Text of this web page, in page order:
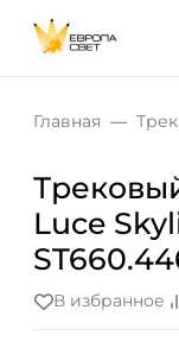
Главная
Luce
В избранное